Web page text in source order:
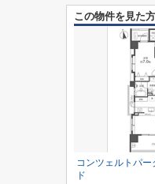
この物件を見た
コンツェルトパ
ド